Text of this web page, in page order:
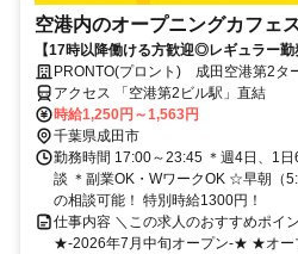
空港内のオープニングカフェ
【17時以降働ける方歓迎◎レギュラー
要！髪型・髪色自由！週4日～OK！1週
PRONTO(プロント) 成田空港第2タ
アクセス 「空港第2ビル駅」直結
時給1,250円～1,563円
千葉県成田市
勤務時間 17:00～23:45 ＊週4日、1
談 ＊副業OK・WワークOK ☆早朝（
の相談可能！ 特別時給1300円！
仕事内容 ＼この求人のおすすめポイ
★-2026年7月中旬オープン-★ ★オー